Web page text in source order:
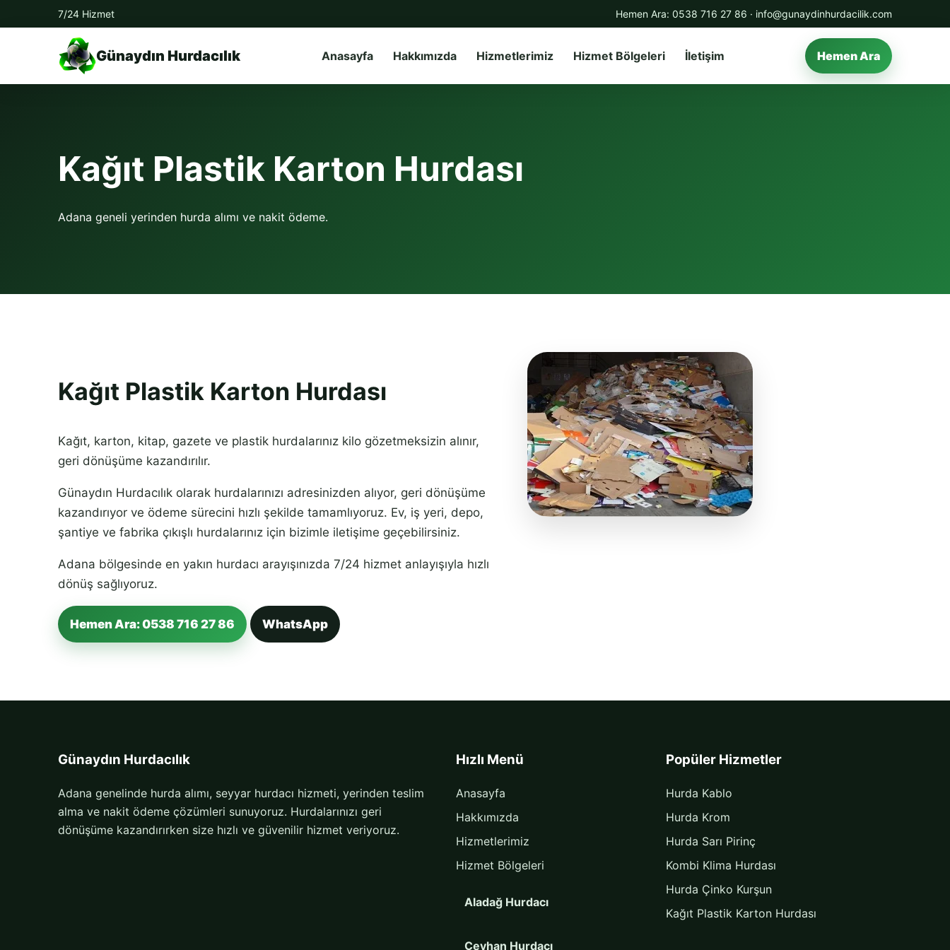
7/24 Hizmet Hemen Ara: 0538 716 27 86 · info@gunaydinhurdacilik.com
Günaydın Hurdacılık Anasayfa Hakkımızda Hizmetlerimiz Hizmet Bölgeleri İletişim Hemen Ara
Kağıt Plastik Karton Hurdası
Adana geneli yerinden hurda alımı ve nakit ödeme.
Kağıt Plastik Karton Hurdası
Kağıt, karton, kitap, gazete ve plastik hurdalarınız kilo gözetmeksizin alınır,
geri dönüşüme kazandırılır.
Günaydın Hurdacılık olarak hurdalarınızı adresinizden alıyor, geri dönüşüme
kazandırıyor ve ödeme sürecini hızlı şekilde tamamlıyoruz. Ev, iş yeri, depo,
şantiye ve fabrika çıkışlı hurdalarınız için bizimle iletişime geçebilirsiniz.
Adana bölgesinde en yakın hurdacı arayışınızda 7/24 hizmet anlayışıyla hızlı
dönüş sağlıyoruz.
Hemen Ara: 0538 716 27 86 WhatsApp
Günaydın Hurdacılık
Adana genelinde hurda alımı, seyyar hurdacı hizmeti, yerinden teslim
alma ve nakit ödeme çözümleri sunuyoruz. Hurdalarınızı geri
dönüşüme kazandırırken size hızlı ve güvenilir hizmet veriyoruz.
Hızlı Menü
Anasayfa
Hakkımızda
Hizmetlerimiz
Hizmet Bölgeleri
Aladağ Hurdacı
Ceyhan Hurdacı
Popüler Hizmetler
Hurda Kablo
Hurda Krom
Hurda Sarı Pirinç
Kombi Klima Hurdası
Hurda Çinko Kurşun
Kağıt Plastik Karton Hurdası